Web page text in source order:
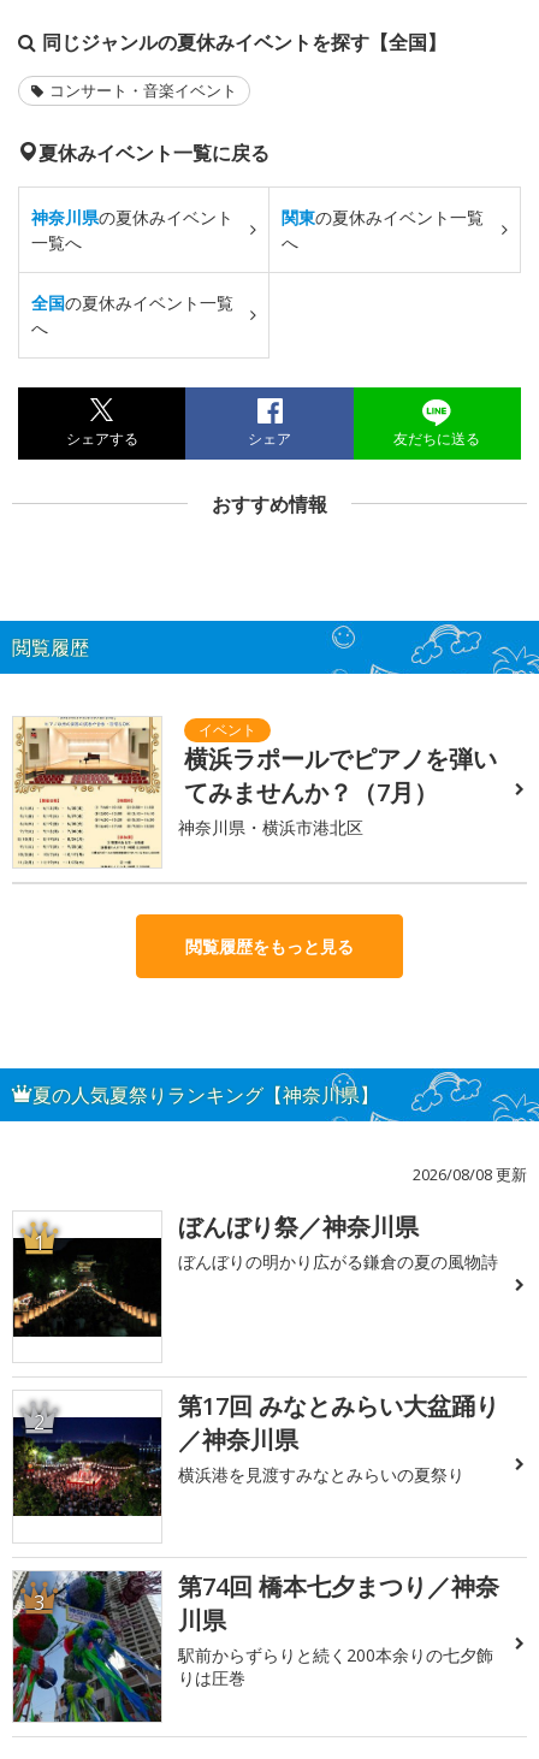
同じジャンルの夏休みイベントを探す【全国】
コンサート・音楽イベント
夏休みイベント一覧に戻る
神奈川県の夏休みイベント
一覧へ
関東の夏休みイベント一覧
へ
全国の夏休みイベント一覧
へ
シェアする シェア 友だちに送る
おすすめ情報
閲覧履歴
横浜ラポールでピアノを弾い
てみませんか？（7月）
神奈川県・横浜市港北区
閲覧履歴をもっと見る
夏の人気夏祭りランキング【神奈川県】
2026/08/08 更新
1 ぼんぼり祭／神奈川県
ぼんぼりの明かり広がる鎌倉の夏の風物詩
2
第17回 みなとみらい大盆踊り
／神奈川県
横浜港を見渡すみなとみらいの夏祭り
3
第74回 橋本七夕まつり／神奈
川県
駅前からずらりと続く200本余りの七夕飾
りは圧巻